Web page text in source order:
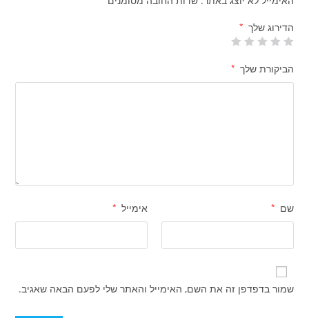
הדירוג שלך *
הביקורת שלך *
שם * אימייל *
שמור בדפדפן זה את השם, האימייל והאתר שלי לפעם הבאה שאגיב.